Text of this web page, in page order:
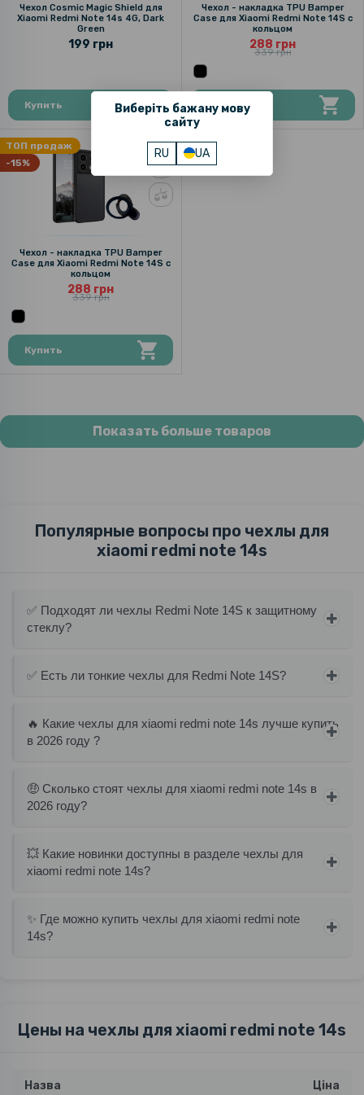
Виберіть бажану мову
сайту
RU UA
Чехол Cosmic Magic Shield для
Xiaomi Redmi Note 14s 4G, Dark
Green
199 грн
Купить
Чехол - накладка TPU Bamper
Case для Xiaomi Redmi Note 14S с
кольцом
288 грн
339 грн
Купить
ТОП продаж
-15%
Чехол - накладка TPU Bamper
Case для Xiaomi Redmi Note 14S с
кольцом
288 грн
339 грн
Купить
Показать больше товаров
Популярные вопросы про чехлы для
xiaomi redmi note 14s
✅ Подходят ли чехлы Redmi Note 14S к защитному
стеклу?
✅ Есть ли тонкие чехлы для Redmi Note 14S?
🔥 Какие чехлы для xiaomi redmi note 14s лучше купить
в 2026 году ?
🤑 Сколько стоят чехлы для xiaomi redmi note 14s в
2026 году?
💥 Какие новинки доступны в разделе чехлы для
xiaomi redmi note 14s?
✨ Где можно купить чехлы для xiaomi redmi note
14s?
Цены на чехлы для xiaomi redmi note 14s
Назва Ціна